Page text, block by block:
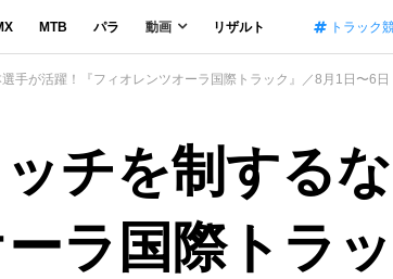
MTB パラ 動画 リザルト トラック
手が活躍！『フィオレンツオーラ国際トラック』／8月1日〜6日
チを制する
ーラ国際トラ